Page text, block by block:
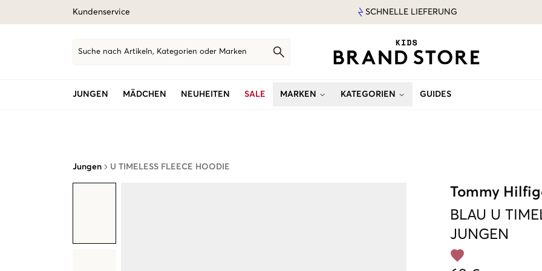
Kundenservice SCHNELLE LIEFERUNG
Suche nach Artikeln, Kategorien oder Marken
JUNGEN MÄDCHEN NEUHEITEN SALE MARKEN KATEGORIEN GUIDES
Jungen U TIMELESS FLEECE HOODIE
Tommy
BLAU U
JUNGEN